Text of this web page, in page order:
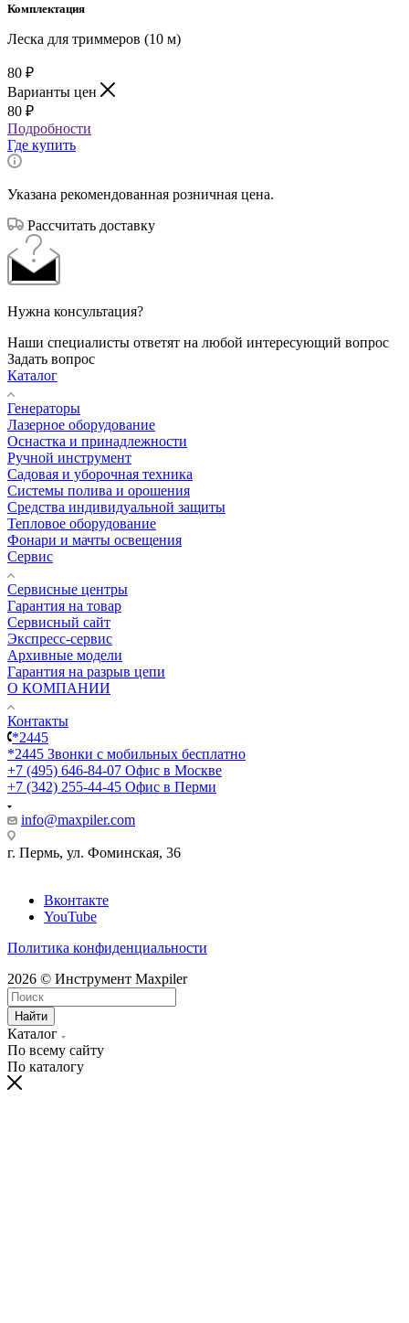
Комплектация
Леска для триммеров (10 м)
80 ₽
Варианты цен
80 ₽
Подробности
Где купить
Указана рекомендованная розничная цена.
Рассчитать доставку
Нужна консультация?
Наши специалисты ответят на любой интересующий вопрос
Задать вопрос
Каталог
Генераторы
Лазерное оборудование
Оснастка и принадлежности
Ручной инструмент
Садовая и уборочная техника
Системы полива и орошения
Средства индивидуальной защиты
Тепловое оборудование
Фонари и мачты освещения
Сервис
Сервисные центры
Гарантия на товар
Сервисный сайт
Экспресс-сервис
Архивные модели
Гарантия на разрыв цепи
О КОМПАНИИ
Контакты
*2445
*2445 Звонки с мобильных бесплатно
+7 (495) 646-84-07 Офис в Москве
+7 (342) 255-44-45 Офис в Перми
info@maxpiler.com
г. Пермь, ул. Фоминская, 36
Вконтакте
YouTube
Политика конфиденциальности
2026 © Инструмент Maxpiler
Найти
Каталог
По всему сайту
По каталогу